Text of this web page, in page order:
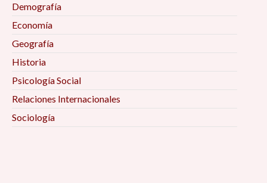
Demografía
Economía
Geografía
Historia
Psicología Social
Relaciones Internacionales
Sociología